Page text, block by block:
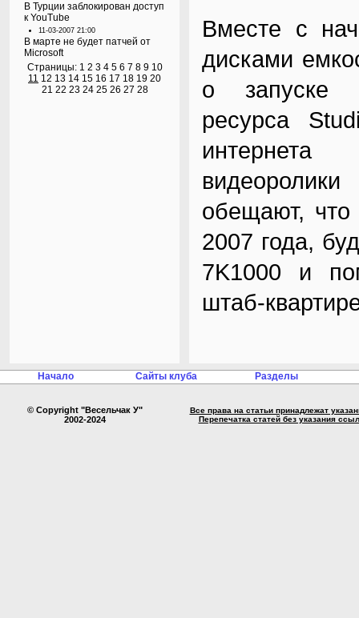
В Турции заблокирован доступ
к YouTube
11-03-2007 21:00
В марте не будет патчей от
Microsoft
Страницы: 1 2 3 4 5 6 7 8 9 10
11 12 13 14 15 16 17 18 19 20
21 22 23 24 25 26 27 28
Вместе с
дисками
о запуске
ресурса
интернета
обещают,
2007 года,
7K1000 и
штаб-
Начало Сайты клуба Разделы
© Copyright "Весельчак У"
2002-2024
Все права на статьи принадлежат
Перепечатка статей без указания